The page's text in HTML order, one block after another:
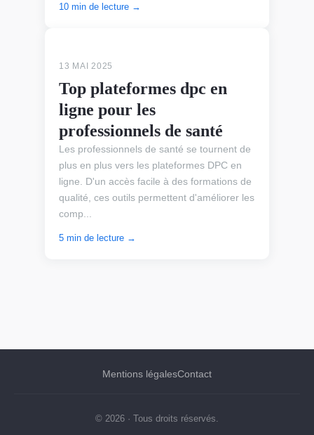
10 min de lecture →
13 MAI 2025
Top plateformes dpc en
ligne pour les
professionnels de santé
Les professionnels de santé se tournent de
plus en plus vers les plateformes DPC en
ligne. D'un accès facile à des formations de
qualité, ces outils permettent d'améliorer les
comp...
5 min de lecture →
Mentions légalesContact
© 2026 · Tous droits réservés.